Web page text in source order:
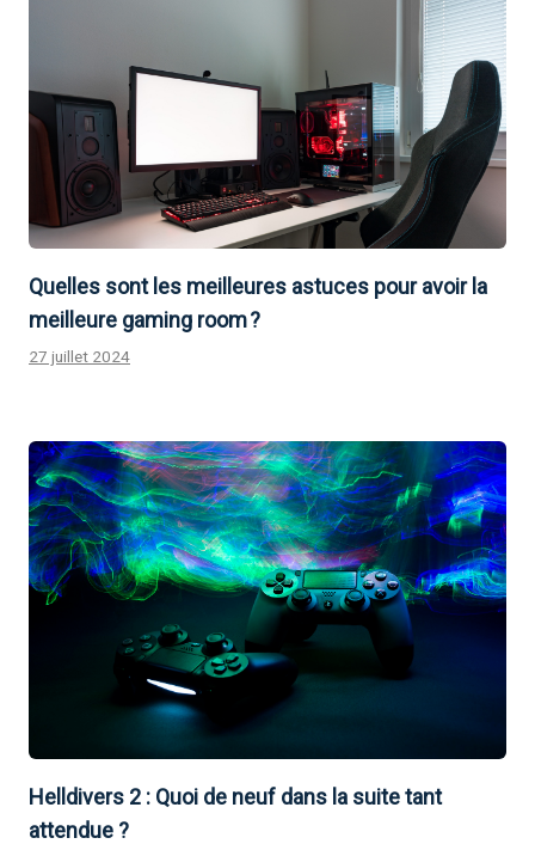
Quelles sont les meilleures astuces pour avoir la
meilleure gaming room ?
27 juillet 2024
Helldivers 2 : Quoi de neuf dans la suite tant
attendue ?